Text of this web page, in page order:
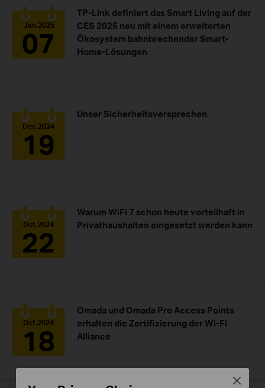
Jan.2025
07
TP-Link definiert das Smart Living auf der
CES 2025 neu mit einem erweiterten
Ökosystem bahnbrechender Smart-
Home-Lösungen
Dec.2024
19
Unser Sicherheitsversprechen
Oct.2024
22
Warum WiFi 7 schon heute vorteilhaft in
Privathaushalten eingesetzt werden kann
Oct.2024
18
Omada und Omada Pro Access Points
erhalten die Zertifizierung der Wi-Fi
Alliance
Close